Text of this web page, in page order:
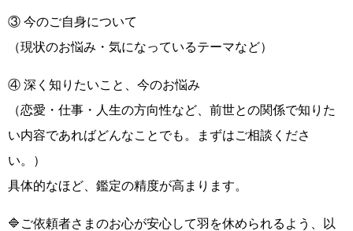
③ 今のご自身について
（現状のお悩み・気になっているテーマなど）
④ 深く知りたいこと、今のお悩み
（恋愛・仕事・人生の方向性など、前世との関係で知りた
い内容であればどんなことでも。まずはご相談くださ
い。）
具体的なほど、鑑定の精度が高まります。
🔷ご依頼者さまのお心が安心して羽を休められるよう、以